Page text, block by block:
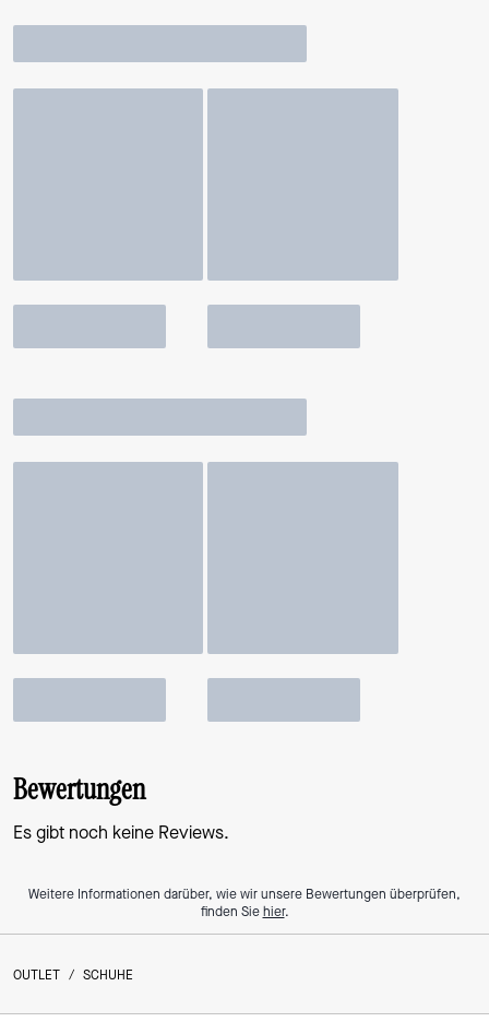
Bewertungen
Es gibt noch keine Reviews.
Weitere Informationen darüber, wie wir unsere Bewertungen überprüfen,
finden Siehier.
OUTLET / SCHUHE